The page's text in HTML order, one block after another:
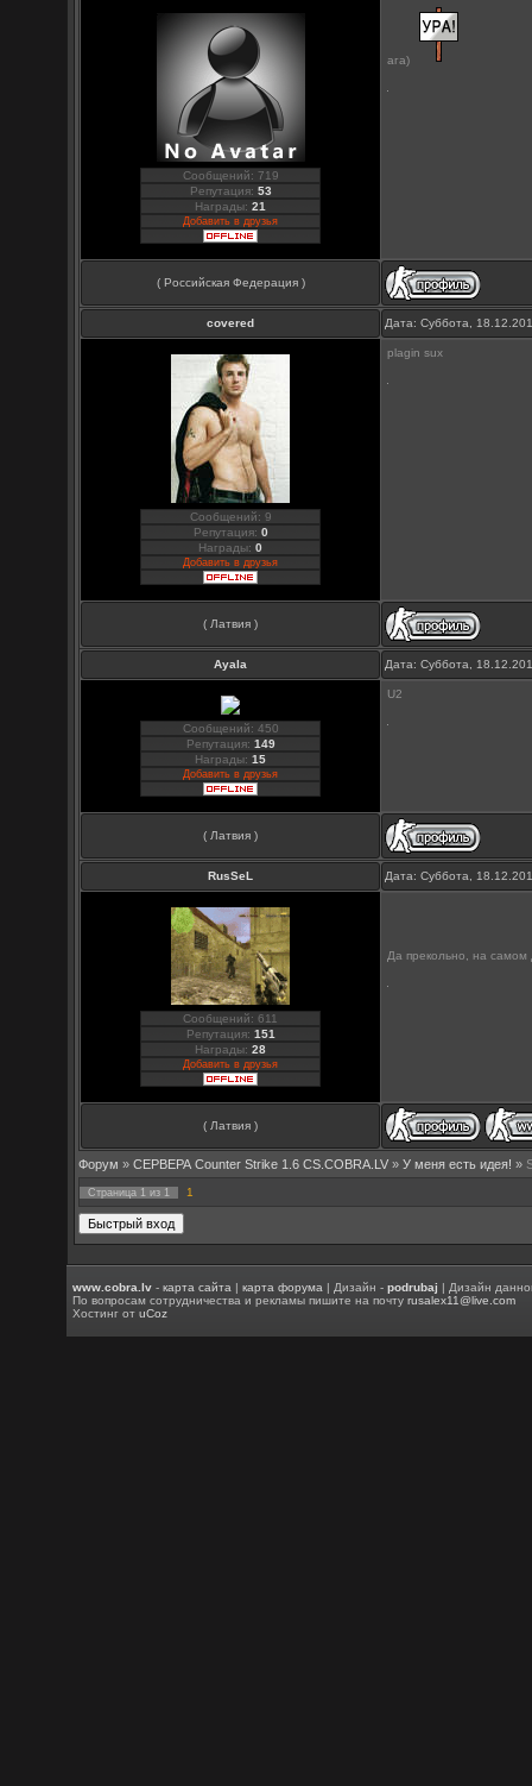
Сообщений: 719
Репутация: 53
Награды:21
Добавить в друзья
ага)
( Российская Федерация )
covered Дата: Суббота,
Сообщений: 9
Репутация: 0
Награды:0
Добавить в друзья
plagin sux
( Латвия )
Ayala Дата: Суббота,
Сообщений: 450
Репутация: 149
Награды:15
Добавить в друзья
U2
( Латвия )
RusSeL Дата: Суббота,
Сообщений: 611
Репутация: 151
Награды:28
Добавить в друзья
Да прекольно, на
( Латвия )
Форум » СЕРВЕРА Counter Strike 1.6 CS.COBRA.LV » У меня есть идея! »
Страница 1 из 1 1
www.cobra.lv -карта сайта |карта форума | Дизайн -podrubaj | Дизайн
По вопросам сотрудничества и рекламы пишите на почтуrusalex11@live.com
Хостинг отuCoz